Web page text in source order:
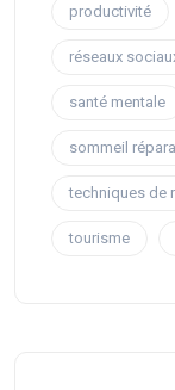
productivité
réseaux
santé mentale
sommeil
techniques de
tourisme